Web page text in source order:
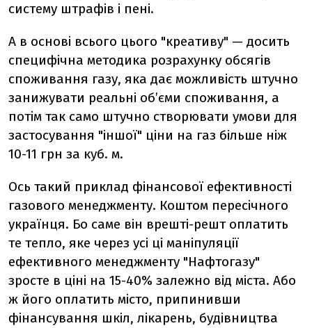
систему штрафів і пені.
А в основі всього цього "креативу" — досить
специфічна методика розрахунку обсягів
споживання газу, яка дає можливість штучно
занижувати реальні об’єми споживання, а
потім так само штучно створювати умови для
застосування "іншої" ціни на газ більше ніж
10-11 грн за куб. м.
Ось такий приклад фінансової ефективності
газового менеджменту. Коштом пересічного
українця. Бо саме він врешті-решт оплатить
те тепло, яке через усі ці маніпуляції
ефективного менеджменту "Нафтогазу"
зросте в ціні на 15-40% залежно від міста. Або
ж його оплатить місто, припинивши
фінансування шкіл, лікарень, будівництва